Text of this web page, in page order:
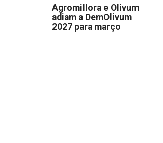
Agromillora e Olivum
adiam a DemOlivum
2027 para março